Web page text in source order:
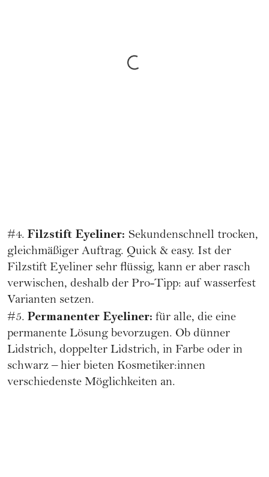
#4. Filzstift Eyeliner: Sekundenschnell trocken,
gleichmäßiger Auftrag. Quick & easy. Ist der
Filzstift Eyeliner sehr flüssig, kann er aber rasch
verwischen, deshalb der Pro-Tipp: auf wasserfest
Varianten setzen.
#5. Permanenter Eyeliner: für alle, die eine
permanente Lösung bevorzugen. Ob dünner
Lidstrich, doppelter Lidstrich, in Farbe oder in
schwarz – hier bieten Kosmetiker:innen
verschiedenste Möglichkeiten an.